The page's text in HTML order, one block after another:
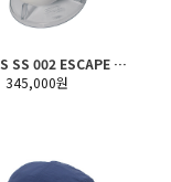
SML WARS SS 002 ESCAPE POD (Full Set ver.)
345,000원